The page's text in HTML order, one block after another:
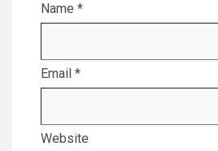
Name *
Email *
Website